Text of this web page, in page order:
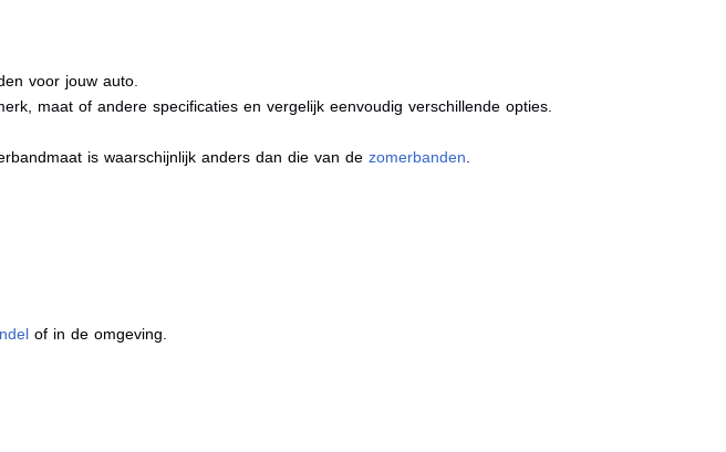
voor jouw auto.
maat of andere specificaties en vergelijk eenvoudig verschillende opties.
is waarschijnlijk anders dan die van dezomerbanden
of in de omgeving.